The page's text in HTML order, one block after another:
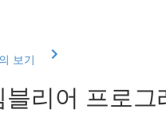
보기
리어 프로그